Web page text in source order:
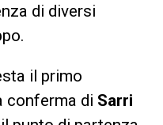
di diversi
il primo
conferma di Sarri